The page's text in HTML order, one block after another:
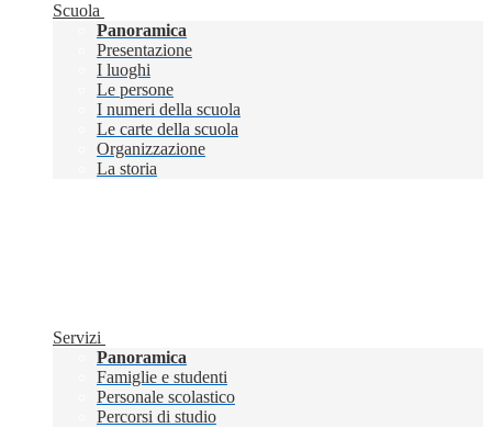
Scuola
Panoramica
Presentazione
I luoghi
Le persone
I numeri della scuola
Le carte della scuola
Organizzazione
La storia
Servizi
Panoramica
Famiglie e studenti
Personale scolastico
Percorsi di studio